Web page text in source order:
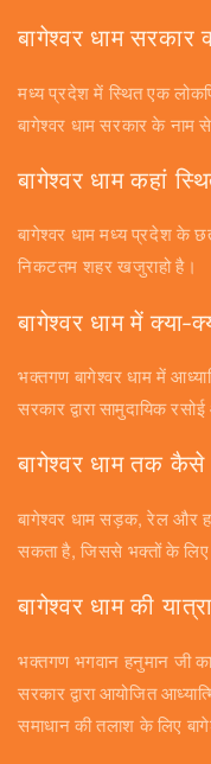
बागेश्वर धाम सरकार
मध्य प्रदेश में स्थित एक
बागेश्वर धाम सरकार के नाम
बागेश्वर धाम कहां
बागेश्वर धाम मध्य प्रदेश के
निकटतम शहर खजुराहो है।
बागेश्वर धाम में क्या-
भक्तगण बागेश्वर धाम में
सरकार द्वारा सामुदायिक
बागेश्वर धाम तक कैसे
बागेश्वर धाम सड़क, रेल और
सकता है, जिससे भक्तों के लिए
बागेश्वर धाम की
भक्तगण भगवान हनुमान जी
सरकार द्वारा आयोजित
समाधान की तलाश के लिए